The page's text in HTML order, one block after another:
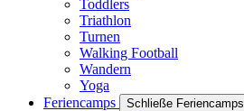
Toddlers
Triathlon
Turnen
Walking Football
Wandern
Yoga
Feriencamps
Schließe Feriencamps